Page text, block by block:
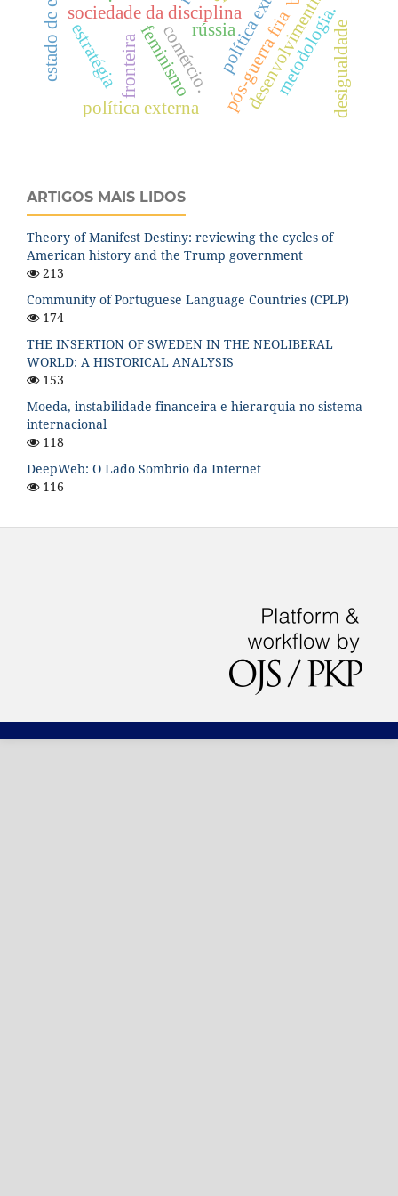
sociedade da disciplinapós-guerra fria
rússia desenvolvimentismo.
feminismo
política externa
metodologia.
fronteira desigualdade
estratégia comércio.
ARTIGOS MAIS LIDOS
Theory of Manifest Destiny: reviewing the cycles of
American history and the Trump government
213
Community of Portuguese Language Countries (CPLP)
174
THE INSERTION OF SWEDEN IN THE NEOLIBERAL
WORLD: A HISTORICAL ANALYSIS
153
Moeda, instabilidade financeira e hierarquia no sistema
internacional
118
DeepWeb: O Lado Sombrio da Internet
116